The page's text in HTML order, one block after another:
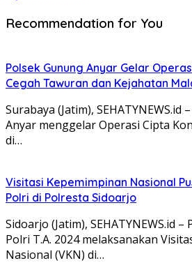
Recommendation for You
Polsek Gunung Anyar Gelar
Cegah Tawuran dan Kejahatan
Surabaya (Jatim), SEHATYNEWS.id
Anyar menggelar Operasi Cipta
di…
Visitasi Kepemimpinan Nasional
Polri di Polresta Sidoarjo
Sidoarjo (Jatim), SEHATYNEWS.id
Polri T.A. 2024 melaksanakan
Nasional (VKN) di…